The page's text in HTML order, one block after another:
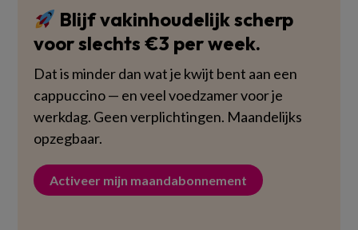
Blijf vakinhoudelijk scherp
voor slechts €3 per week.
Dat is minder dan wat je kwijt bent aan een
cappuccino — en veel voedzamer voor je
werkdag. Geen verplichtingen. Maandelijks
opzegbaar.
Activeer mijn maandabonnement